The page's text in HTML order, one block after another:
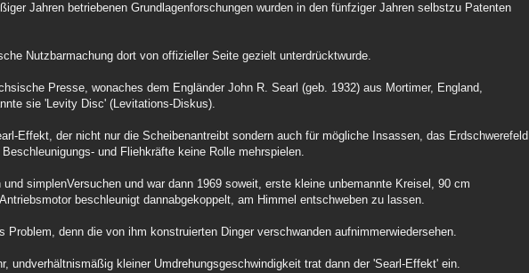
Jahren betriebenen Grundlagenforschungen wurden in den fünfziger Jahren selbstzu Patenten
Nutzbarmachung dort von offizieller Seite gezielt unterdrücktwurde.
Presse, wonaches dem Engländer John R. Searl (geb. 1932) aus Mortimer, England,
sie 'Levity Disc' (Levitations-Diskus).
Effekt, der nicht nur die Scheibenantreibt sondern auch für mögliche Insassen, das Erdschwerefeld
und Fliehkräfte keine Rolle mehrspielen.
simplenVersuchen und war dann 1969 soweit, erste kleine unbemannte Kreisel, 90 cm
beschleunigt dannabgekoppelt, am Himmel entschweben zu lassen.
denn die von ihm konstruierten Dinger verschwanden aufnimmerwiedersehen.
undverhältnismäßig kleiner Umdrehungsgeschwindigkeit trat dann der 'Searl-Effekt' ein.